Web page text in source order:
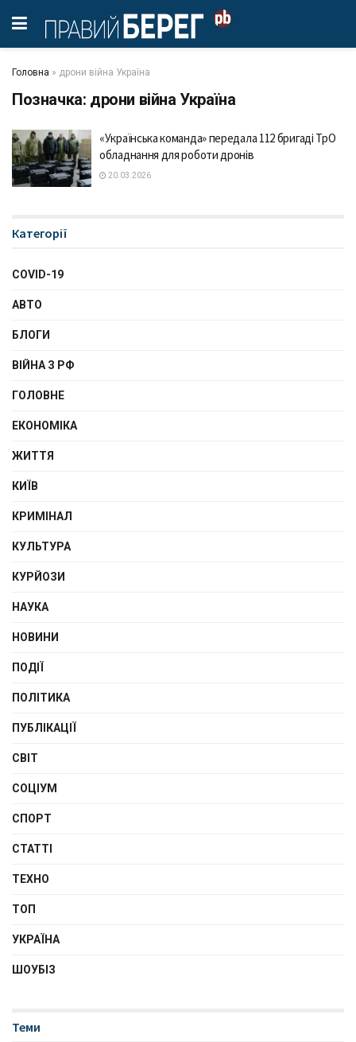
Головна » дрони війна Україна
Позначка: дрони війна Україна
«Українська команда» передала 112 бригаді ТрО
обладнання для роботи дронів
20.03.2026
Категорії
COVID-19
АВТО
БЛОГИ
ВІЙНА З РФ
ГОЛОВНЕ
ЕКОНОМІКА
ЖИТТЯ
КИЇВ
КРИМІНАЛ
КУЛЬТУРА
КУРЙОЗИ
НАУКА
НОВИНИ
ПОДІЇ
ПОЛІТИКА
ПУБЛІКАЦІЇ
СВІТ
СОЦІУМ
СПОРТ
СТАТТІ
ТЕХНО
ТОП
УКРАЇНА
ШОУБІЗ
Теми